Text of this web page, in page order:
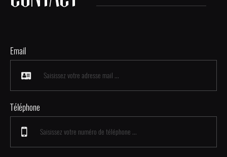
Email
Téléphone